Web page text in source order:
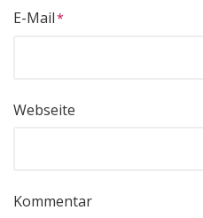
E-Mail
Webseite
Kommentar